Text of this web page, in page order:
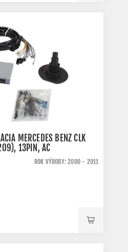
MERCEDES BENZ CLK
13PIN, AC
ROK VÝROBY: 2000 - 2011